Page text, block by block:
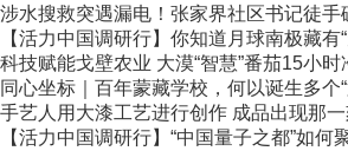
涉水搜救突遇漏电！张家界社区书记徒手
【活力中国调研行】你知道月球南极藏有
科技赋能戈壁农业 大漠“智慧”番茄15小
同心坐标｜百年蒙藏学校，何以诞生多个“
手艺人用大漆工艺进行创作 成品出现那
【活力中国调研行】“中国量子之都”如何